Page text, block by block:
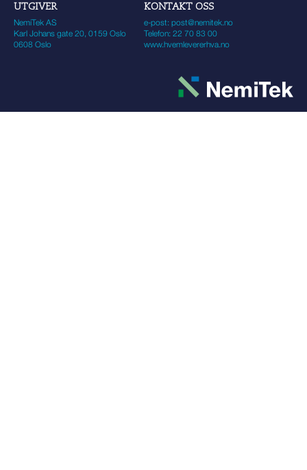
UTGIVER
NemiTek AS
Karl Johans gate 20, 0159 Oslo
0608 Oslo
KONTAKT OSS
e-post: post@nemitek.no
Telefon: 22 70 83 00
www.hvemlevererhva.no